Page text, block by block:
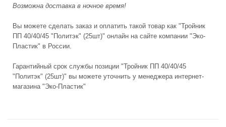
Возможна доставка в ночное время!
Вы можете сделать заказ и оплатить такой товар как "Тройник
ПП 40/40/45 "Политэк" (25шт)" онлайн на сайте компании "Эко-
Пластик" в России.
Гарантийный срок службы позиции "Тройник ПП 40/40/45
"Политэк" (25шт)" вы можете уточнить у менеджера интернет-
магазина "Эко-Пластик"